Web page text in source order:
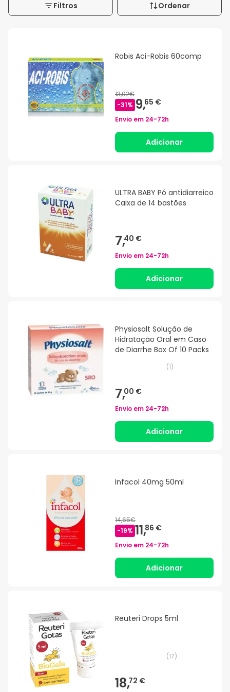
Filtros Ordenar
Robis Aci-Robis 60comp
13,92€
-31% 9,65 €
Envio em 24-72h
Adicionar
ULTRA BABY Pó antidiarreico
Caixa de 14 bastões
7,40 €
Envio em 24-72h
Adicionar
Physiosalt Solução de
Hidratação Oral em Caso
de Diarrhe Box Of 10 Packs
(1)
7,00 €
Envio em 24-72h
Adicionar
Infacol 40mg 50ml
14,65€
-19% 11,86 €
Envio em 24-72h
Adicionar
Reuteri Drops 5ml
(17)
18,72 €